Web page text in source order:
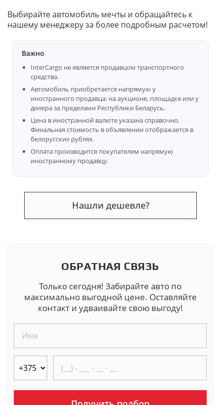
Выбирайте автомобиль мечты и обращайтесь к
нашему менеджеру за более подробным расчетом!
Важно
InterCargo не является продавцом транспортного
средства.
Автомобиль приобретается напрямую у
иностранного продавца: на аукционе, площадке или у
дилера за пределами Республики Беларусь.
Цена в иностранной валюте указана справочно.
Финальная стоимость в объявлении отображается в
белорусских рублях.
Оплата производится покупателем напрямую
иностранному продавцу.
Нашли дешевле?
ОБРАТНАЯ СВЯЗЬ
Только сегодня! Забирайте авто по
максимально выгодной цене. Оставляйте
контакт и удваивайте свою выгоду!